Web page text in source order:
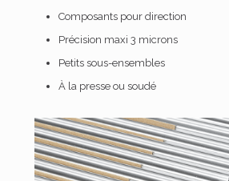
Composants pour direction
Précision maxi 3 microns
Petits sous-ensembles
À la presse ou soudé